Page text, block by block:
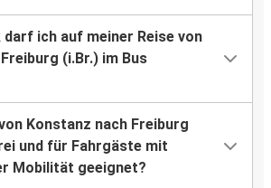
darf ich auf meiner Reise von
(i.Br.) im Bus
Konstanz nach Freiburg
und für Fahrgäste mit
Mobilität geeignet?